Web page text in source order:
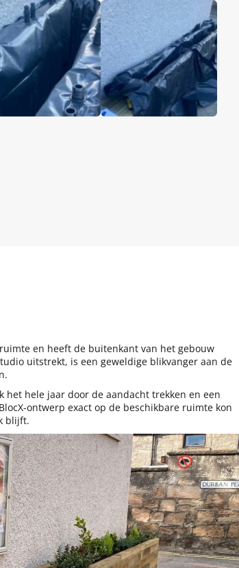
en heeft de buitenkant van het gebouw
uitstrekt, is een geweldige blikvanger aan de
het hele jaar door de aandacht trekken en een
ontwerp exact op de beschikbare ruimte kon
blijft.